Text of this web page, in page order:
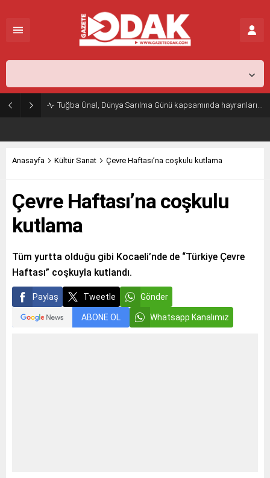
Tuğba Ünal, Dünya Sarılma Günü kapsamında hayranlarıyla buluştu
Anasayfa Kültür Sanat Çevre Haftası’na coşkulu kutlama
Çevre Haftası’na coşkulu
kutlama
Tüm yurtta olduğu gibi Kocaeli’nde de “Türkiye Çevre
Haftası” coşkuyla kutlandı.
Paylaş Tweetle Gönder
ABONE OL Whatsapp Kanalımız